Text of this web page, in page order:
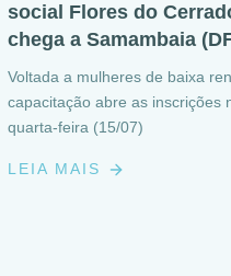
social Flores do
chega a Samambaia
Voltada a mulheres de baixa
capacitação abre as inscrições
quarta-feira (15/07)
LEIA MAIS